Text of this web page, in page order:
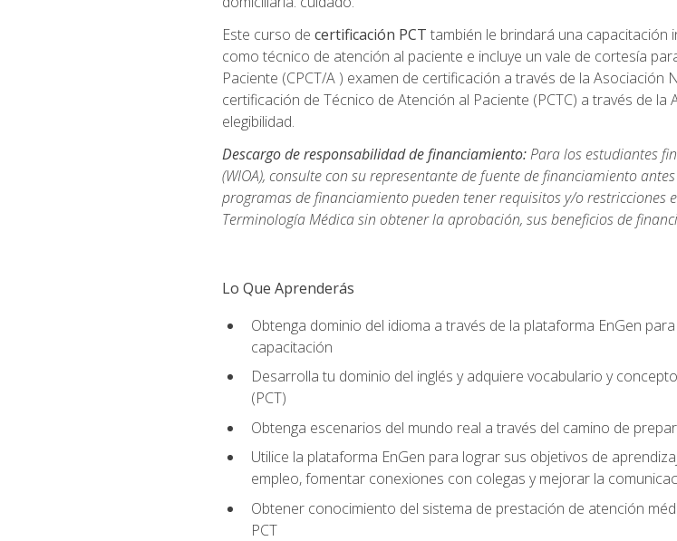
Este curso de certificación PCT también le brindará una capacitación
como técnico de atención al paciente e incluye un vale de cortesía
Paciente (CPCT/A ) examen de certificación a través de la
certificación de Técnico de Atención al Paciente (PCTC) a través de
elegibilidad.
Descargo de responsabilidad de financiamiento:Para los estudiantes
(WIOA), consulte con su representante de fuente de financiamiento
programas de financiamiento pueden tener requisitos y/o restricciones
Terminología Médica sin obtener la aprobación, sus beneficios de
Lo Que Aprenderás
Obtenga dominio del idioma a través de la plataforma EnGen
capacitación
Desarrolla tu dominio del inglés y adquiere vocabulario y
(PCT)
Obtenga escenarios del mundo real a través del camino de
Utilice la plataforma EnGen para lograr sus objetivos de
empleo, fomentar conexiones con colegas y mejorar la
Obtener conocimiento del sistema de prestación de atención
PCT